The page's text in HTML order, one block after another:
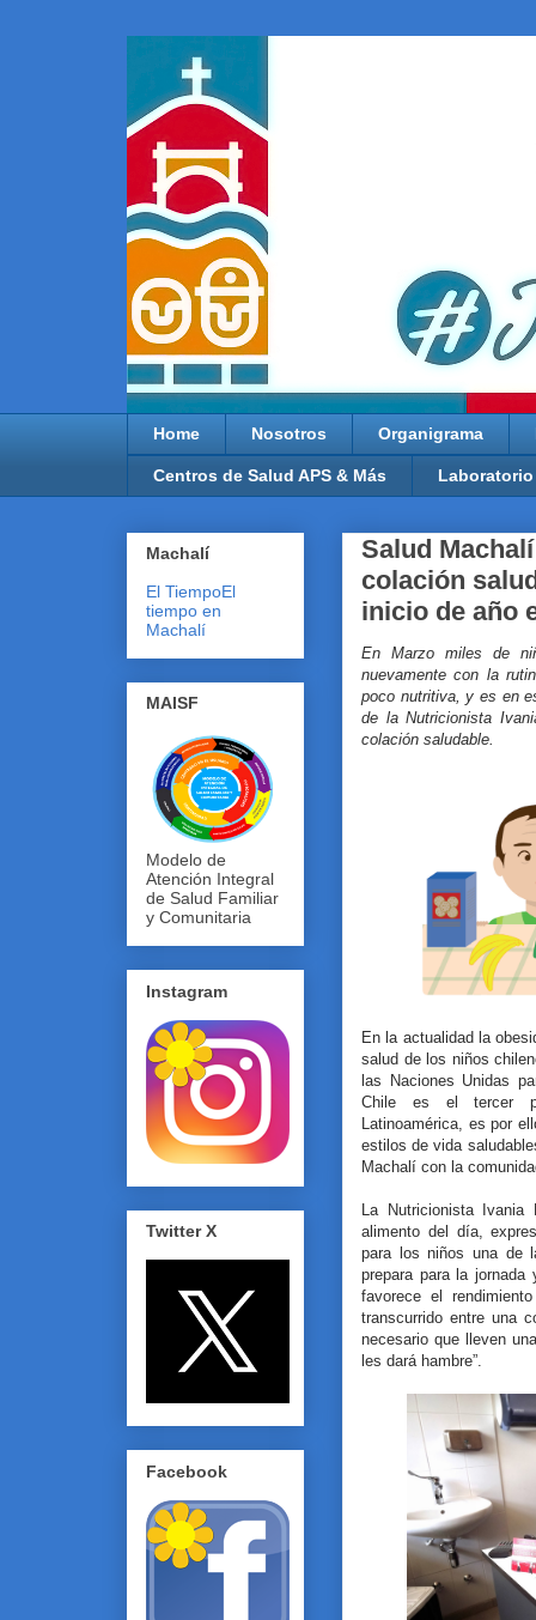
Home Nosotros Organigrama
Centros de Salud APS & Más Laboratorio
Salud
colación
inicio de año
En Marzo miles de
nuevamente con la
poco nutritiva, y es en
de la Nutricionista
colación saludable.
En la actualidad la
salud de los niños
las Naciones Unidas
Chile es el tercer
Latinoamérica, es por
estilos de vida
Machalí con la
La Nutricionista Ivania
alimento del día,
para los niños una de
prepara para la
favorece el
transcurrido entre una
necesario que lleven
les dará hambre”.
Machalí
El TiempoEl
tiempo en
Machalí
MAISF
Modelo de
Atención Integral
de Salud Familiar
y Comunitaria
Instagram
Twitter X
Facebook